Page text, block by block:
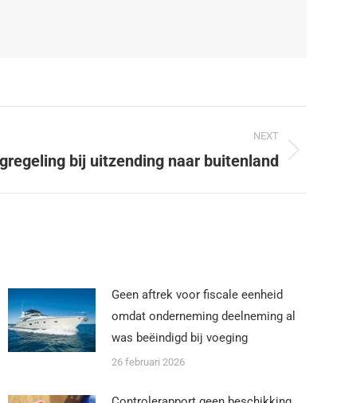
NEXT
bij uitzending naar buitenland
Geen aftrek voor fiscale eenheid
omdat onderneming deelneming al
was beëindigd bij voeging
26 februari 2026